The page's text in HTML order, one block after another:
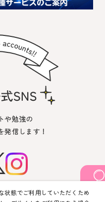
や勉強の
発信します！
状態でご利用していただくため